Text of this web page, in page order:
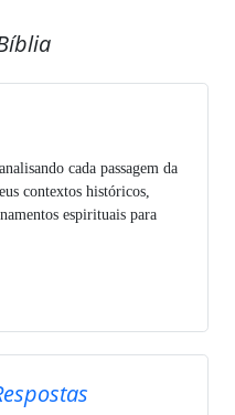
cada passagem da
contextos históricos,
espirituais para